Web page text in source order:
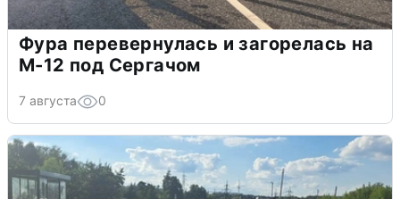
Фура перевернулась и загорелась на
М-12 под Сергачом
7 августа 0